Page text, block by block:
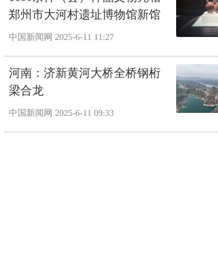
郑州市大河村遗址博物馆新馆
中国新闻网 2025-6-11 11:27
河南：济新黄河大桥全桥钢桁
梁合龙
中国新闻网 2025-6-11 09:33